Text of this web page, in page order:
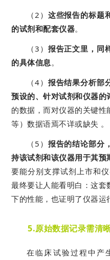
（2） 这些报告的标题
的试剂和配套仪器。
（3） 报告正文里，同
的具体信息 。
（4） 报告结果分析部
预设的、针对试剂和仪器的
的数据，而对仪器的关键
等）数据语焉不详或缺失 。
（5） 报告的结论部分
持该试剂和该仪器用于其
要能分别支撑试剂上市和
最终要让人能看明白：这
下的性能，也证明了仪器运
5.原始数据记录需清
在临床试验过程中产